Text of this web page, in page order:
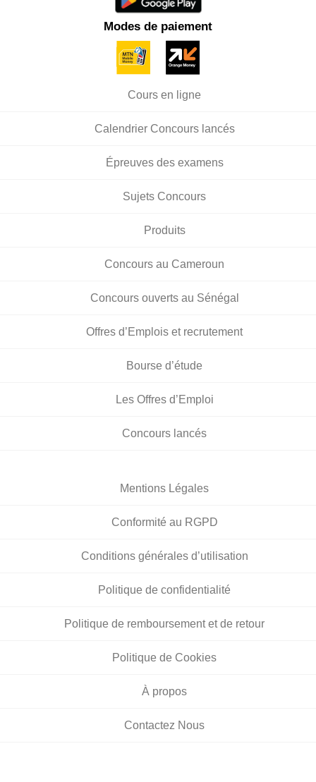
Modes de paiement
Cours en ligne
Calendrier Concours lancés
Épreuves des examens
Sujets Concours
Produits
Concours au Cameroun
Concours ouverts au Sénégal
Offres d’Emplois et recrutement
Bourse d’étude
Les Offres d’Emploi
Concours lancés
Mentions Légales
Conformité au RGPD
Conditions générales d’utilisation
Politique de confidentialité
Politique de remboursement et de retour
Politique de Cookies
À propos
Contactez Nous